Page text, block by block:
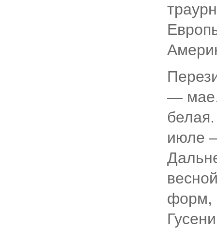
— мае.
июле
форм,